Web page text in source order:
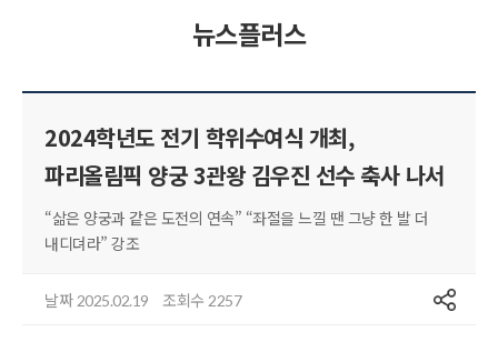
뉴스플러스
2024학년도 전기 학위수여식 개최,
파리올림픽 양궁 3관왕 김우진 선수 축사 나서
“삶은 양궁과 같은 도전의 연속” “좌절을 느낄 땐 그냥 한 발 더
내디뎌라” 강조
날짜 2025.02.19 조회수 2257 공유